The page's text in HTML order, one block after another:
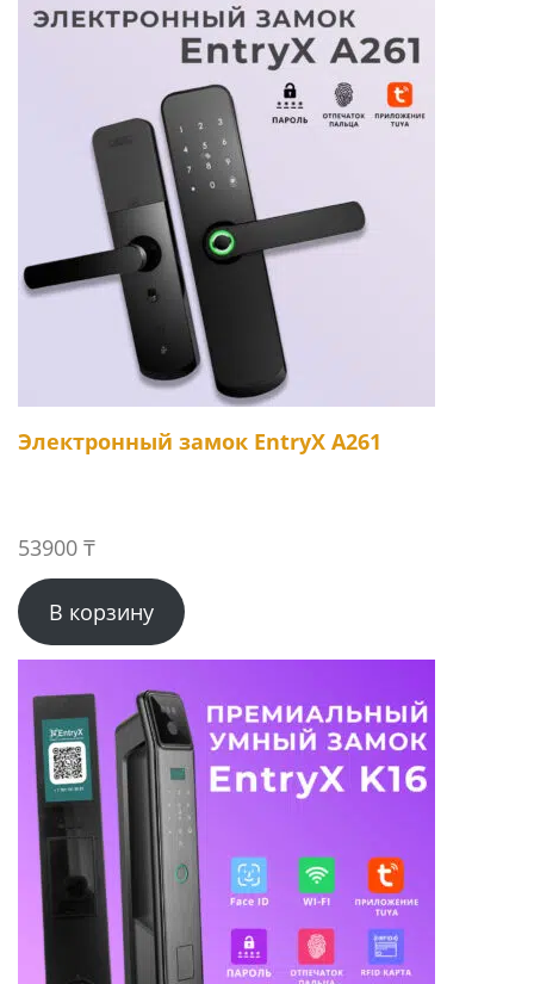
Электронный замок EntryX A261
53900 ₸
В корзину